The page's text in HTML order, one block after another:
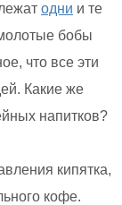
одни и те
бобы
что все эти
Какие же
напитков?
кипятка,
кофе.